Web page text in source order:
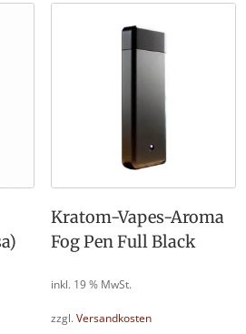
Kratom-Vapes-Aroma
Fog Pen Full Black
inkl. 19 % MwSt.
zzgl.Versandkosten